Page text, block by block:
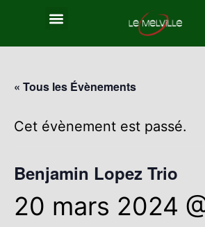
« Tous les Évènements
Cet évènement est passé.
Benjamin Lopez Trio
20 mars 2024